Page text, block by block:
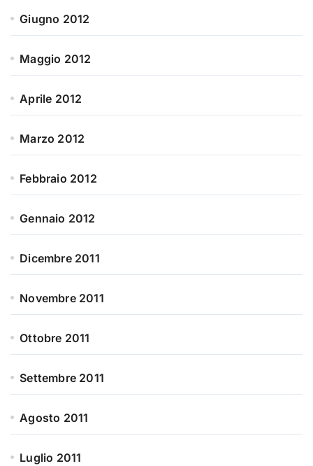
Giugno 2012
Maggio 2012
Aprile 2012
Marzo 2012
Febbraio 2012
Gennaio 2012
Dicembre 2011
Novembre 2011
Ottobre 2011
Settembre 2011
Agosto 2011
Luglio 2011